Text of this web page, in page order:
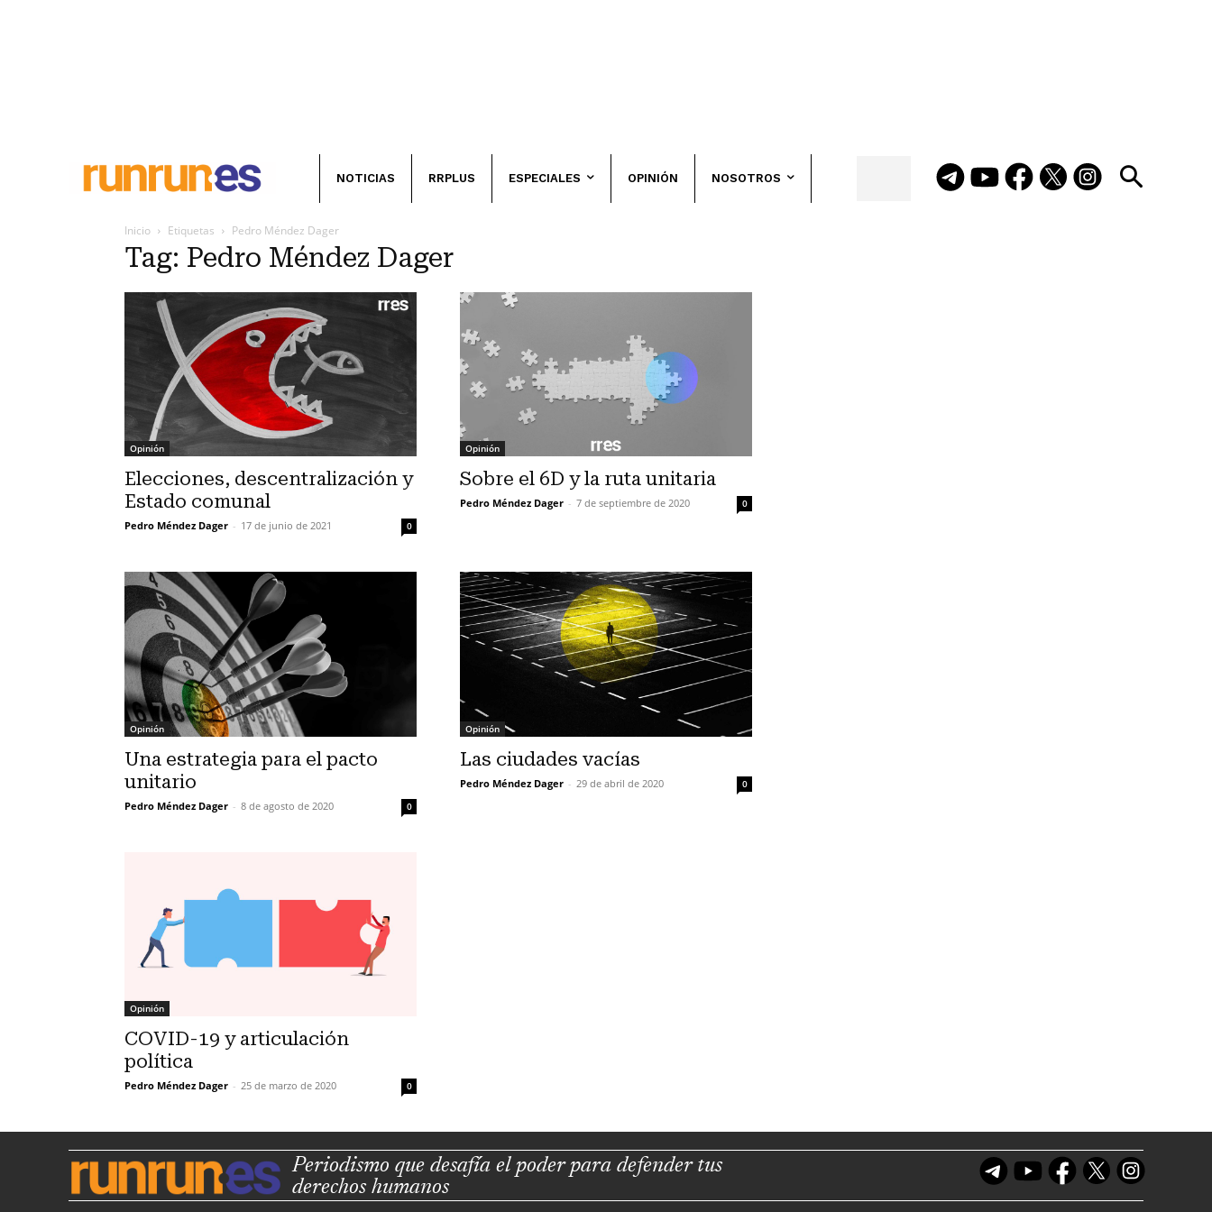
NOTICIAS RRPLUS ESPECIALES OPINIÓN NOSOTROS
Inicio Etiquetas Pedro Méndez Dager
Tag: Pedro Méndez Dager
Opinión
Elecciones, descentralización y
Estado comunal
Pedro Méndez Dager - 17 de junio de 2021 0
Opinión
Sobre el 6D y la ruta unitaria
Pedro Méndez Dager - 7 de septiembre de 2020 0
Opinión
Una estrategia para el pacto
unitario
Pedro Méndez Dager - 8 de agosto de 2020 0
Opinión
Las ciudades vacías
Pedro Méndez Dager - 29 de abril de 2020 0
Opinión
COVID-19 y articulación
política
Pedro Méndez Dager - 25 de marzo de 2020 0
Periodismo que desafía el poder para defender tus
derechos humanos